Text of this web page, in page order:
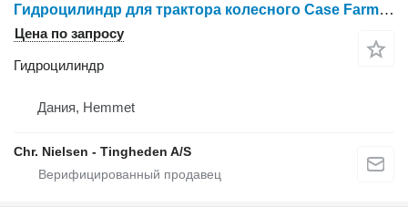
Гидроцилиндр для трактора колесного Case Farmall 95A
Цена по запросу
Гидроцилиндр
Дания, Hemmet
Chr. Nielsen - Tingheden A/S